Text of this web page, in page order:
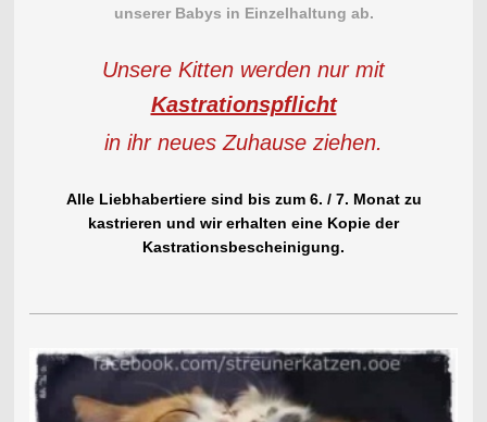
unserer Babys in Einzelhaltung ab.
Unsere Kitten werden nur mit
Kastrationspflicht
in ihr neues Zuhause ziehen.
Alle Liebhabertiere sind bis zum 6. / 7. Monat zu
kastrieren und wir erhalten eine Kopie der
Kastrationsbescheinigung.